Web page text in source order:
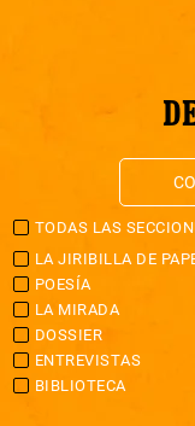
TODAS LAS
LA JIRIBILLA DE
POESÍA
LA MIRADA
DOSSIER
ENTREVISTAS
BIBLIOTECA